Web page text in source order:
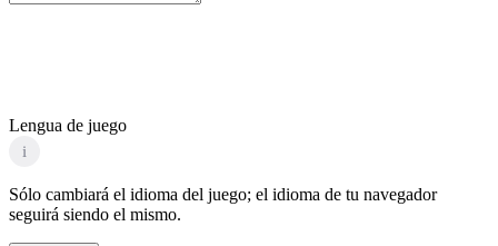
Lengua de juego
i
Sólo cambiará el idioma del juego; el idioma de tu navegador
seguirá siendo el mismo.